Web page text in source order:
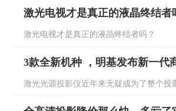
激光电视才是真正的液晶终结者
激光电视才是真正的液晶终结者吗？
3款全新机种 ，明基发布新一代
激光光源投影仪近年来无疑成为了整个